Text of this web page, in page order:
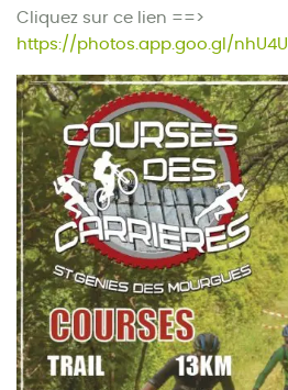
Cliquez sur ce lien ==>
https://photos.app.goo.gl/